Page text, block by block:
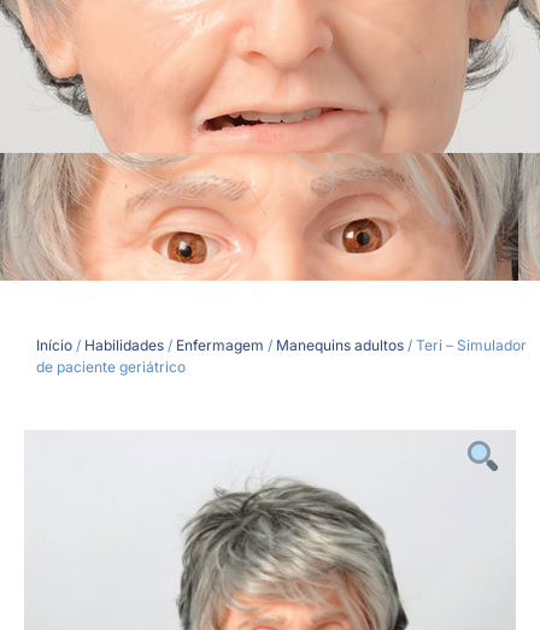
Início / Habilidades / Enfermagem / Manequins adultos / Teri – Simulador
de paciente geriátrico